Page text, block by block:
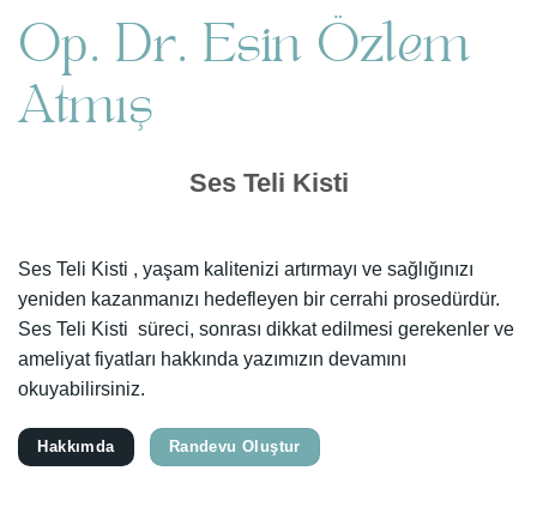
Op. Dr. Esin Özlem
Atmış
Ses Teli Kisti
Ses Teli Kisti , yaşam kalitenizi artırmayı ve sağlığınızı
yeniden kazanmanızı hedefleyen bir cerrahi prosedürdür.
Ses Teli Kisti süreci, sonrası dikkat edilmesi gerekenler ve
ameliyat fiyatları hakkında yazımızın devamını
okuyabilirsiniz.
Hakkımda Randevu Oluştur